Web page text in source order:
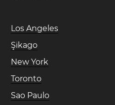
Los Angeles
Şikago
New York
Toronto
Sao Paulo